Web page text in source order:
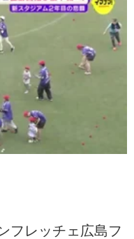
フレッチェ広島フ